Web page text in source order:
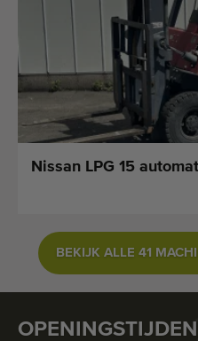
Nissan LPG 15
BEKIJK ALLE 41
OPENINGSTIJDEN